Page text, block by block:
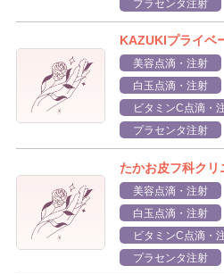
プラセンタ注射
KAZUKIプライベ
美容点滴・注射
白玉点滴・注射
ビタミンC点滴・
プラセンタ注射
たかお皮フ科クリ
美容点滴・注射
白玉点滴・注射
ビタミンC点滴・
プラセンタ注射